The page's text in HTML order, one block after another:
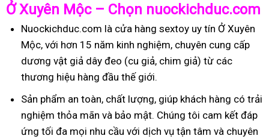
Ở Xuyên Mộc – Chọn nuockichduc.com
Nuockichduc.com là cửa hàng sextoy uy tín Ở Xuyên
Mộc, với hơn 15 năm kinh nghiệm, chuyên cung cấp
dương vật giả dây đeo (cu giả, chim giả) từ các
thương hiệu hàng đầu thế giới.
Sản phẩm an toàn, chất lượng, giúp khách hàng có trải
nghiệm thỏa mãn và bảo mật. Chúng tôi cam kết đáp
ứng tối đa mọi nhu cầu với dịch vụ tận tâm và chuyên